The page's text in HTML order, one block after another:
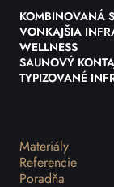
KOMBINOVANÁ
VONKAJŠIA
WELLNESS
SAUNOVÝ
TYPIZOVANÉ
Materiály
Referencie
Poradňa